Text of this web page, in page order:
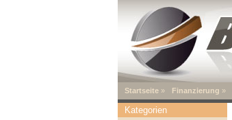
Startseite » Finanzierung »
Kategorien